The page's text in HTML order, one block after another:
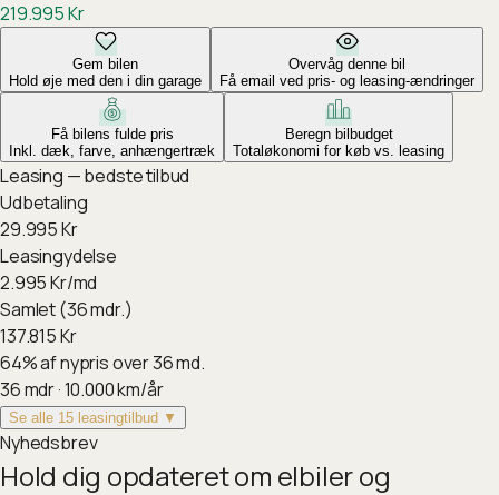
219.995Kr
Gem bilen
Hold øje med den i din garage
Overvåg denne bil
Få email ved pris- og leasing-ændringer
Få bilens fulde pris
Inkl. dæk, farve, anhængertræk
Beregn bilbudget
Totaløkonomi for køb vs. leasing
Leasing — bedste tilbud
Udbetaling
29.995Kr
Leasingydelse
2.995Kr/md
Samlet (36 mdr.)
137.815Kr
64%af nypris over 36 md.
36mdr ·10.000km/år
Se alle 15 leasingtilbud ▼
Nyhedsbrev
Hold dig opdateret om elbiler og